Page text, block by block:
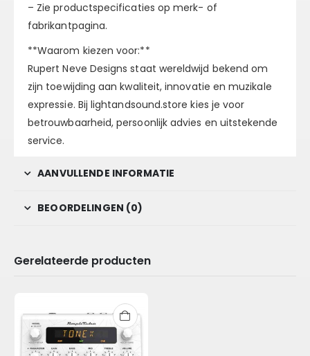
– Zie productspecificaties op merk- of
fabrikantpagina.
**Waarom kiezen voor:**
Rupert Neve Designs staat wereldwijd bekend om
zijn toewijding aan kwaliteit, innovatie en muzikale
expressie. Bij lightandsound.store kies je voor
betrouwbaarheid, persoonlijk advies en uitstekende
service.
AANVULLENDE INFORMATIE
BEOORDELINGEN (0)
Gerelateerde producten